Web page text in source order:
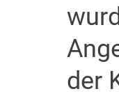
der